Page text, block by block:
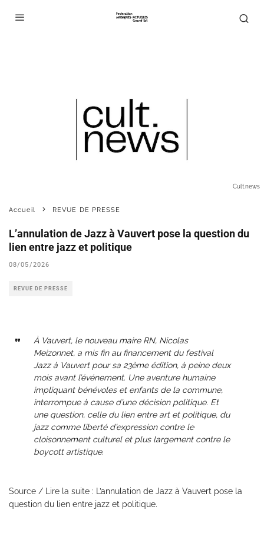
Cult.news
Accueil REVUE DE PRESSE
L’annulation de Jazz à Vauvert pose la question du
lien entre jazz et politique
08/05/2026
REVUE DE PRESSE
À Vauvert, le nouveau maire RN, Nicolas
Meizonnet, a mis fin au financement du festival
Jazz à Vauvert pour sa 23ème édition, à peine deux
mois avant l’événement. Une aventure humaine
impliquant bénévoles et enfants de la commune,
interrompue à cause d’une décision politique. Et
une question, celle du lien entre art et politique, du
jazz comme liberté d’expression contre le
cloisonnement culturel et plus largement contre le
boycott artistique.
Source / Lire la suite :
L’annulation de Jazz à Vauvert pose la
question du lien entre jazz et politique.